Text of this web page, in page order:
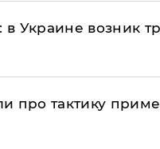
в Украине возник
про тактику